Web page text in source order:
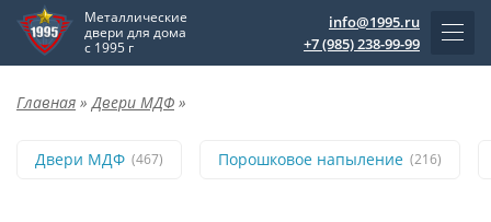
Металлические
двери для дома
с 1995 г
info@1995.ru
+7 (985) 238-99-99
Главная » Двери МДФ »
Двери МДФ (467) Порошковое напыление (216)